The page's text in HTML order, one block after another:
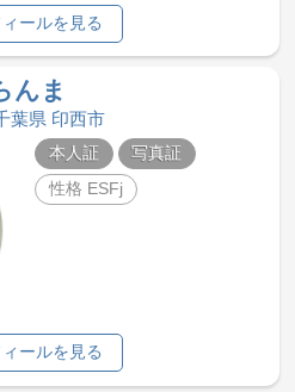
ールを見る
んま
葉県 印西市
本人証
写真証
性格 ESFj
ールを見る